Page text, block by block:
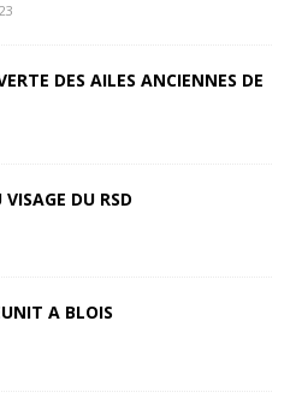
DES AILES ANCIENNES DE
DU RSD
A BLOIS